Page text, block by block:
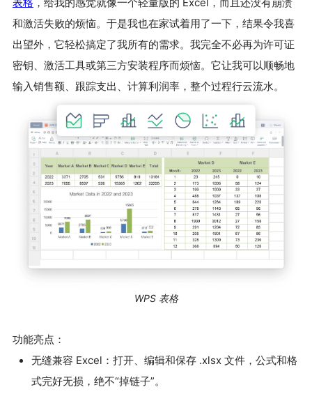
和激活失败的烦恼。于是我也在家试着用了一下，结果令我喜
出望外，它轻松搞定了我所有的需求。我完全不必再为许可证
密钥、激活工具或第三方安装程序而烦恼。它让我可以顺畅地
输入销售额、跟踪支出、计算利润率，整个过程行云流水。
WPS 表格
功能亮点：
无缝兼容 Excel：打开、编辑和保存 .xlsx 文件，公式和格
式完好无损，绝不“掉链子”。